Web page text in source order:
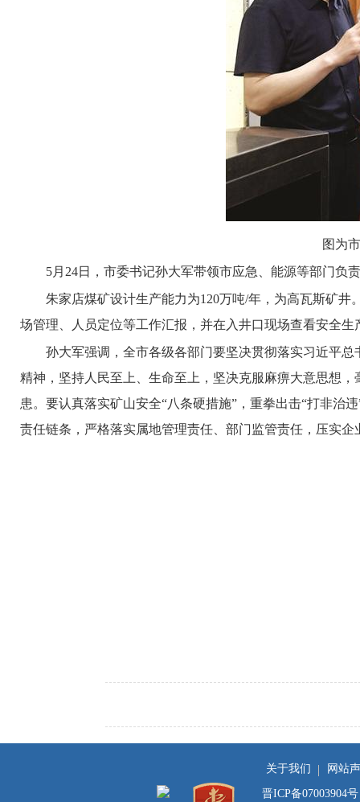
图为
5月24日，市委书记孙大军带领市应急、能源等部门负
朱家店煤矿设计生产能力为120万吨/年，为高瓦斯矿
场管理、人员定位等工作汇报，并在入井口现场查看安全生
孙大军强调，全市各级各部门要坚决贯彻落实习近平
精神，坚持人民至上、生命至上，坚决克服麻痹大意思想
患。要认真落实矿山安全“八条硬措施”，重拳出击“打非治
责任链条，严格落实属地管理责任、部门监管责任，压实
关于我们 网站
晋ICP备07003904号